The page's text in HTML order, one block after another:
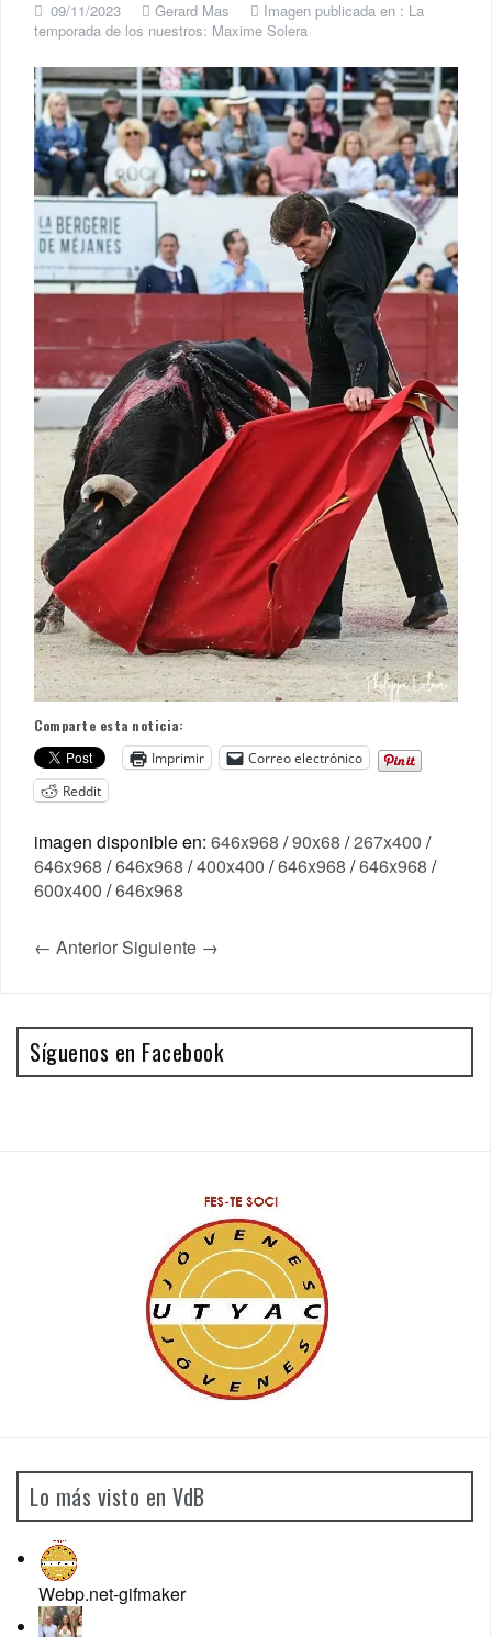
09/11/2023 Gerard Mas Imagen publicada en : La
temporada de los nuestros: Maxime Solera
Comparte esta noticia:
Imprimir
Correo electrónico
Reddit
imagen disponible en: 646x968 /90x68 /267x400 /
646x968 /646x968 /400x400 /646x968 /646x968 /
600x400 /646x968
← Anterior Siguiente →
Síguenos en Facebook
Lo más visto en VdB
Webp.net-gifmaker